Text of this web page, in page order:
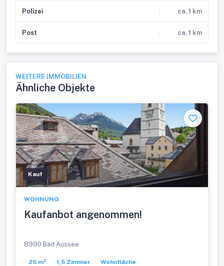
Polizei ca. 1 km
Post ca. 1 km
WEITERE IMMOBILIEN
Ähnliche Objekte
Kauf
WOHNUNG
Kaufanbot angenommen!
8990 Bad Aussee
25 m² 1,5 Zimmer Wohnfläche